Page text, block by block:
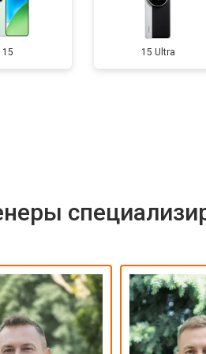
динамика
15 15 Ultra